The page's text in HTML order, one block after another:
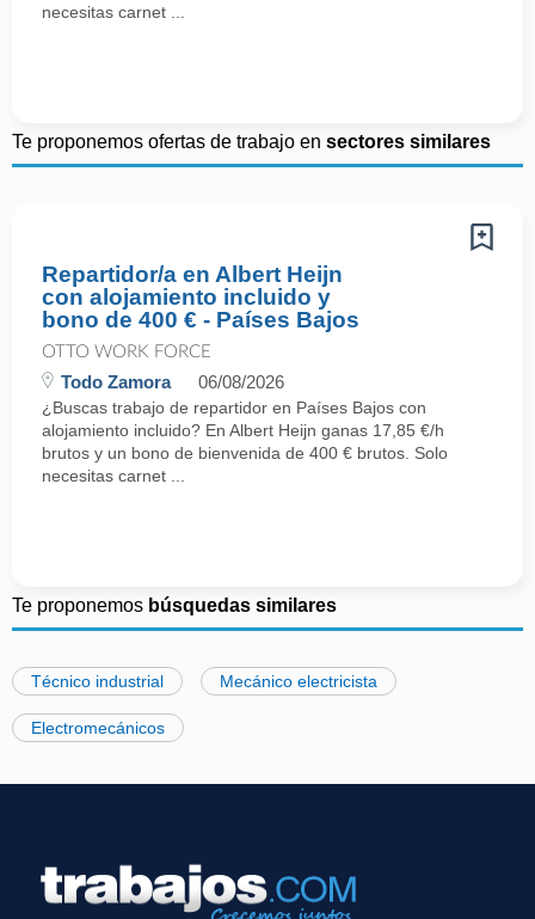
necesitas carnet ...
Te proponemos ofertas de trabajo en sectores similares
Repartidor/a en Albert Heijn
con alojamiento incluido y
bono de 400 € - Países Bajos
OTTO WORK FORCE
Todo Zamora 06/08/2026
¿Buscas trabajo de repartidor en Países Bajos con
alojamiento incluido? En Albert Heijn ganas 17,85 €/h
brutos y un bono de bienvenida de 400 € brutos. Solo
necesitas carnet ...
Te proponemos búsquedas similares
Técnico industrial Mecánico electricista
Electromecánicos